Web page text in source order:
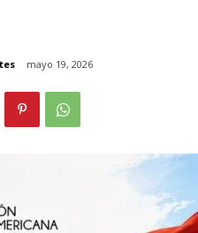
mayo 19, 2026